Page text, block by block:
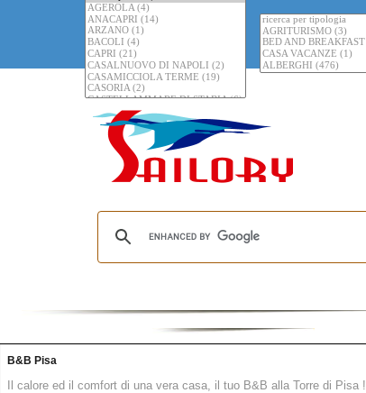
B&B Pisa
Il calore ed il comfort di una vera casa, il tuo B&B alla Torre di Pisa !